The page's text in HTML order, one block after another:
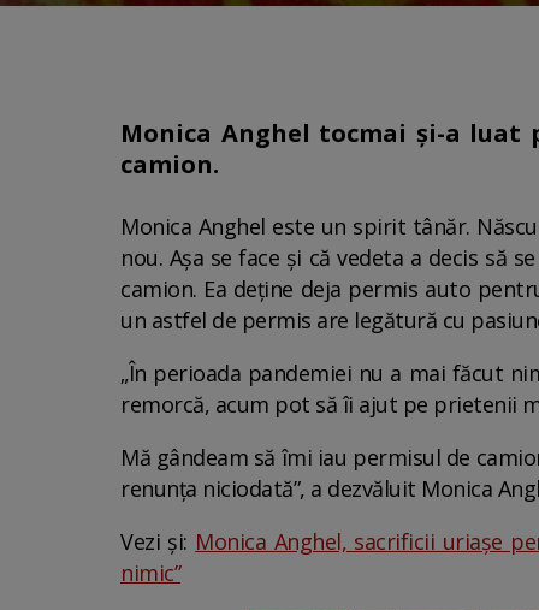
Monica Anghel tocmai și-a
camion.
Monica Anghel este un spirit tânăr.
nou. Așa se face și că vedeta a decis să
camion. Ea deține deja permis auto
un astfel de permis are legătură cu
„În perioada pandemiei nu a mai făcut
remorcă, acum pot să îi ajut pe prietenii
Mă gândeam să îmi iau permisul de
renunța niciodată”, a dezvăluit Monica
Vezi și: Monica Anghel, sacrificii uriașe
nimic”